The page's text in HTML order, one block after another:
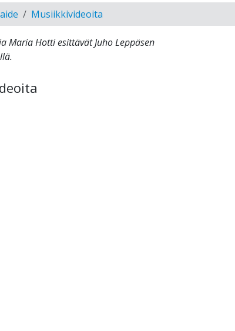
Musiikkivideoita
Maria Hotti esittävät Juho Leppäsen